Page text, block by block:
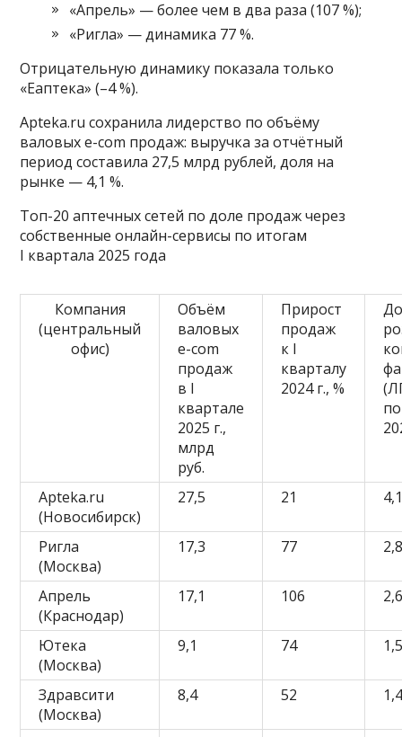
«Апрель» — более чем в два раза (107 %);
«Ригла» — динамика 77 %.
Отрицательную динамику показала только
«Еаптека» (–4 %).
Apteka.ru сохранила лидерство по объёму
валовых e-com продаж: выручка за отчётный
период составила 27,5 млрд рублей, доля на
рынке — 4,1 %.
Топ-20 аптечных сетей по доле продаж через
собственные онлайн-сервисы по итогам
I квартала 2025 года
Компания
(центральный
офис)
Объём
валовых
e-com
продаж
в I
квартале
2025 г.,
млрд
руб.
Прирост
продаж
к I
кварталу
2024 г., %
Apteka.ru
(Новосибирск)
27,5 21
Ригла
(Москва)
17,3 77
Апрель
(Краснодар)
17,1 106
Ютека
(Москва)
9,1 74
Здравсити
(Москва)
8,4 52